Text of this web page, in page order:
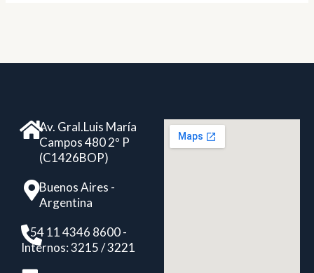
Av. Gral.Luis María
Campos 480 2º P
(C1426BOP)
Buenos Aires -
Argentina
+ 54 11 4346 8600 -
Internos: 3215 / 3221